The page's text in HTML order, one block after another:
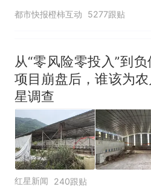
作，泰国机场最新回应
改签但没兑现
都市快报橙柿互动 5277跟贴
从“零风险零投入”到
项目崩盘后，谁该为
星调查
红星新闻 240跟贴